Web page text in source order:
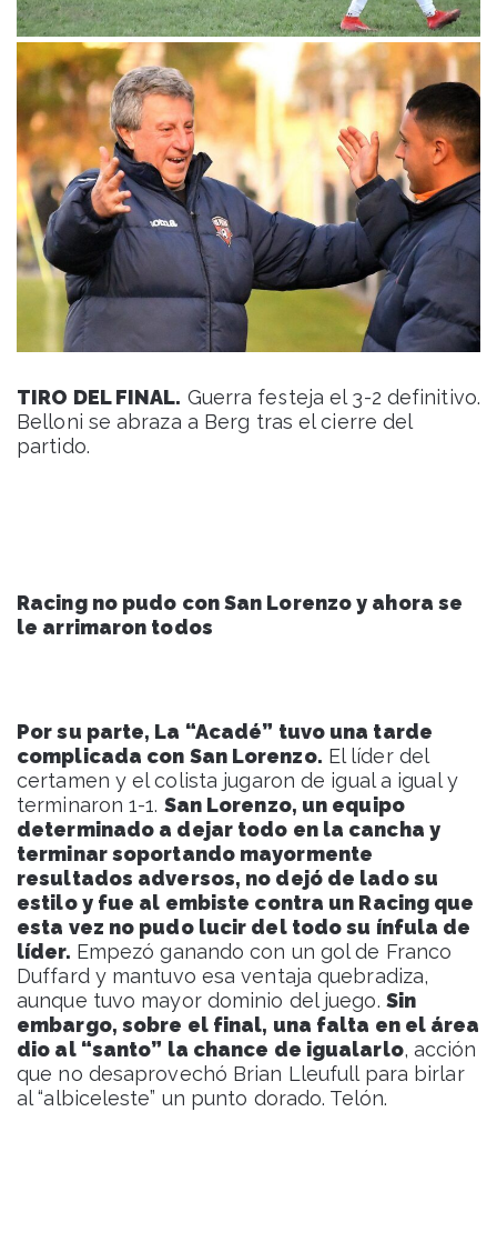
TIRO DEL FINAL. Guerra festeja el 3-2 definitivo.
Belloni se abraza a Berg tras el cierre del
partido.
Racing no pudo con San Lorenzo y ahora se
le arrimaron todos
Por su parte, La “Acadé” tuvo una tarde
complicada con San Lorenzo. El líder del
certamen y el colista jugaron de igual a igual y
terminaron 1-1. San Lorenzo, un equipo
determinado a dejar todo en la cancha y
terminar soportando mayormente
resultados adversos, no dejó de lado su
estilo y fue al embiste contra un Racing que
esta vez no pudo lucir del todo su ínfula de
líder. Empezó ganando con un gol de Franco
Duffard y mantuvo esa ventaja quebradiza,
aunque tuvo mayor dominio del juego. Sin
embargo, sobre el final, una falta en el área
dio al “santo” la chance de igualarlo, acción
que no desaprovechó Brian Lleufull para birlar
al “albiceleste” un punto dorado. Telón.